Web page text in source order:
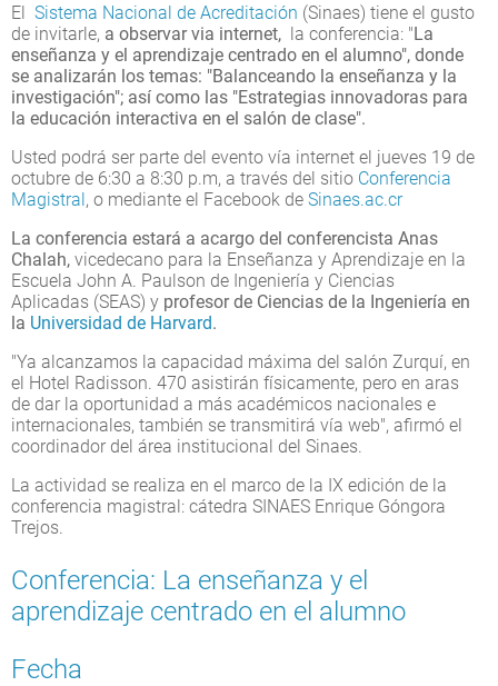
El Sistema Nacional de Acreditación (Sinaes) tiene el gusto
de invitarle, a observar via internet, la conferencia: "La
enseñanza y el aprendizaje centrado en el alumno", donde
se analizarán los temas: "Balanceando la enseñanza y la
investigación"; así como las "Estrategias innovadoras para
la educación interactiva en el salón de clase".
Usted podrá ser parte del evento vía internet el jueves 19 de
octubre de 6:30 a 8:30 p.m, a través del sitio Conferencia
Magistral, o mediante el Facebook de Sinaes.ac.cr
La conferencia estará a acargo del conferencista Anas
Chalah, vicedecano para la Enseñanza y Aprendizaje en la
Escuela John A. Paulson de Ingeniería y Ciencias
Aplicadas (SEAS) y profesor de Ciencias de la Ingeniería en
la Universidad de Harvard.
"Ya alcanzamos la capacidad máxima del salón Zurquí, en
el Hotel Radisson. 470 asistirán físicamente, pero en aras
de dar la oportunidad a más académicos nacionales e
internacionales, también se transmitirá vía web", afirmó el
coordinador del área institucional del Sinaes.
La actividad se realiza en el marco de la IX edición de la
conferencia magistral: cátedra SINAES Enrique Góngora
Trejos.
Conferencia: La enseñanza y el
aprendizaje centrado en el alumno
Fecha